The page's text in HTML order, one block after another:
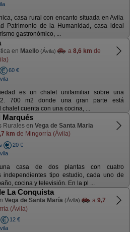
casa rural con encanto situada en Avila
Patrimonio de la Humanidad, casa ideal
gastronómico, ...
en Maello (Ávila) a 8,6 km de
60 €
es un chalet unifamiliar sobre una
700 m2 donde una gran parte está
cuenta con una cocina, ...
Marqués
Rurales en Vega de Santa Maria
km de Mingorría (Ávila)
20 €
casa de dos plantas con cuatro
independientes tipo estudio, cada uno de
cocina y televisión. En la pl ...
La Conquista
Vega de Santa María (Ávila) a 9,7
(Ávila)
12 €